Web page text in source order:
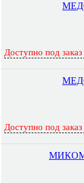
Доступно под заказ
Доступно под заказ